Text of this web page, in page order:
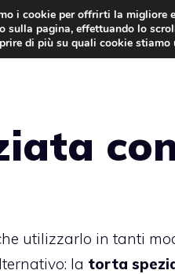
utilizzarlo in tanti
la torta
i cookie per offrirti la migliore
sulla pagina, effettuando lo
di più su quali cookie